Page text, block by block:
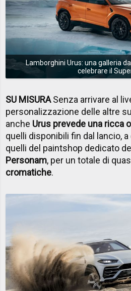
Lamborghini Urus: una galleria
celebrare il
SU MISURASenza arrivare al
personalizzazione delle altre
anche Urus prevede una ricca
quelli disponibili fin dal lancio,
quelli del paintshop dedicato
Personam, per un totale di
cromatiche.